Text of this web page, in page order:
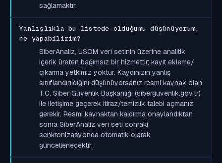
sağlamaktır.
Yanlışlıkla bu listede olduğumu düşünüyorum,
ne yapabilirim?
SiberAnaliz, USOM veri setinin üzerine analitik
içerik üreten bağımsız bir hizmettir; kayıt ekleme/
çıkarma yetkimiz yoktur. Kaydınızın yanlış
sınıflandırıldığını düşünüyorsanız resmi kaynak olan
T.C. Siber Güvenlik Başkanlığı (siberguvenlik.gov.tr)
ile iletişime geçerek itiraz/temizlik talebi açmanız
gerekir. Resmi kaynaktan kaldırma onaylandıktan
sonra SiberAnaliz veri seti sonraki
senkronizasyonda otomatik olarak
güncellenecektir.